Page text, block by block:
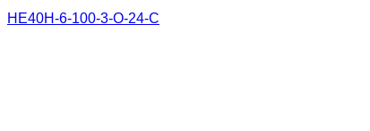
HE40H-6-100-3-O-24-C